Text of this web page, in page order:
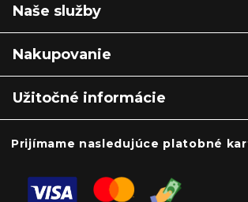
Naše služby
Nakupovanie
Užitočné informácie
Prijímame nasledujúce platobné